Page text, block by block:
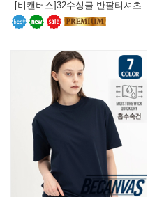
[비캔버스]32수싱글 반팔티셔츠